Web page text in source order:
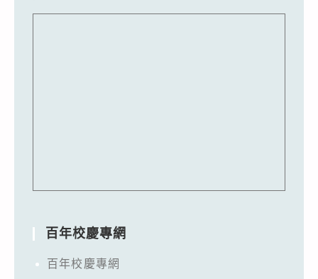
百年校慶專網
百年校慶專網